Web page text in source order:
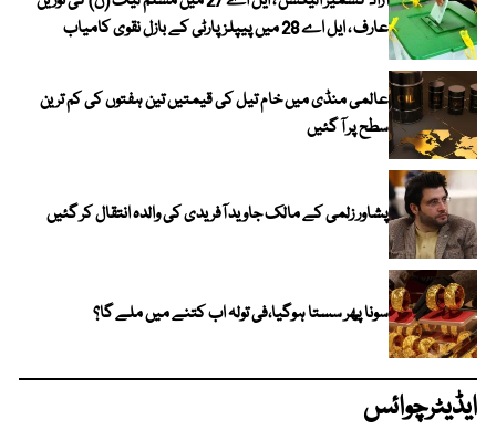
عارف ، ایل اے 28 میں پیپلز پارٹی کے بازل نقوی کامیاب
عالمی منڈی میں خام تیل کی قیمتیں تین ہفتوں کی کم ترین
سطح پر آ گئیں
پشاور زلمی کے مالک جاوید آفریدی کی والدہ انتقال کر گئیں
سونا پھر سستا ہوگیا،فی تولہ اب کتنے میں ملے گا؟
ایڈیٹرچوائس